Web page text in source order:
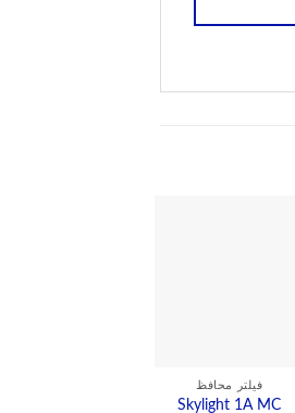
فیلتر محافظ
Skylight 1A MC